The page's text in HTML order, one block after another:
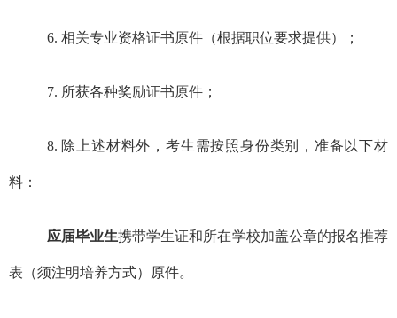
6. 相关专业资格证书原件（根据职位要求提供）；
7. 所获各种奖励证书原件；
8. 除上述材料外，考生需按照身份类别，准备以下材
料：
应届毕业生携带学生证和所在学校加盖公章的报名推荐
表 （须注明培养方式）原件。